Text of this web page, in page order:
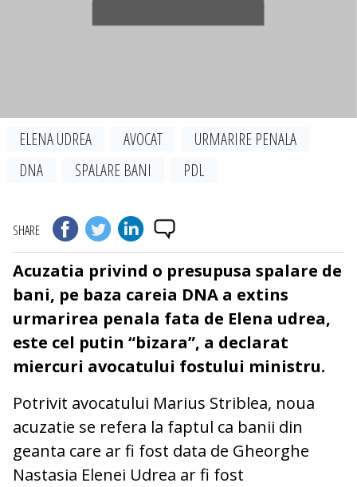
ELENA UDREA AVOCAT
URMARIRE PENALA
DNA
SPALARE BANI PDL
SHARE
Acuzatia privind o presupusa spalare de
bani, pe baza careia DNA a extins
urmarirea penala fata de Elena udrea,
este cel putin “bizara”, a declarat
miercuri avocatului fostului ministru.
Potrivit avocatului Marius Striblea, noua
acuzatie se refera la faptul ca banii din
geanta care ar fi fost data de Gheorghe
Nastasia Elenei Udrea ar fi fost